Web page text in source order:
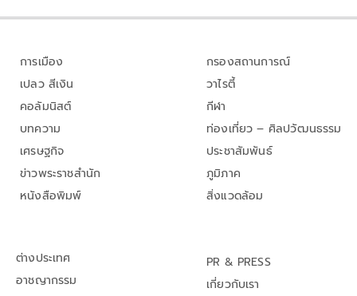
การเมือง
เปลว สีเงิน
คอลัมนิสต์
บทความ
เศรษฐกิจ
ข่าวพระราชสำนัก
หนังสือพิมพ์
กรองสถานการณ์
วาไรตี้
กีฬา
ท่องเที่ยว – ศิลปวัฒนธรรม
ประชาสัมพันธ์
ภูมิภาค
สิ่งแวดล้อม
ต่างประเทศ
อาชญากรรม
PR & PRESS
เกี่ยวกับเรา